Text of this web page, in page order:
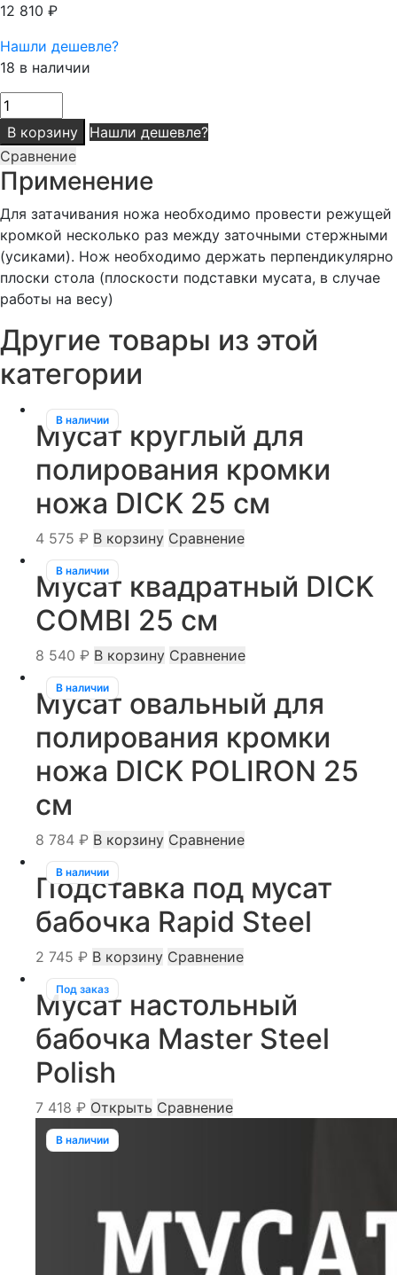
12 810 ₽
Нашли дешевле?
18 в наличии
Количество
товара
Мусат
настольный
бабочка
Rapid
Steel
Action
S
В корзину
Нашли дешевле?
Сравнение
Применение
Для затачивания ножа необходимо провести режущей
кромкой несколько раз между заточными стержными
(усиками). Нож необходимо держать перпендикулярно
плоски стола (плоскости подставки мусата, в случае
работы на весу)
Другие товары из этой
категории
В наличии
Мусат круглый для
полирования кромки
ножа DICK 25 см
4 575 ₽ В корзину Сравнение
В наличии
Мусат квадратный DICK
COMBI 25 см
8 540 ₽ В корзину Сравнение
В наличии
Мусат овальный для
полирования кромки
ножа DICK POLIRON 25
см
8 784 ₽ В корзину Сравнение
В наличии
Подставка под мусат
бабочка Rapid Steel
2 745 ₽ В корзину Сравнение
Под заказ
Мусат настольный
бабочка Master Steel
Polish
7 418 ₽ Открыть Сравнение
В наличии